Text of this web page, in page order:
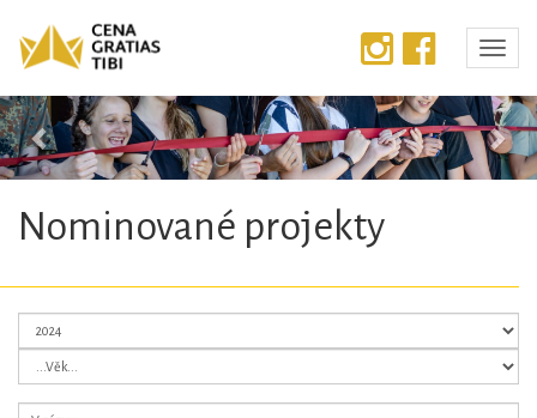
Předchozí
Nominované projekty